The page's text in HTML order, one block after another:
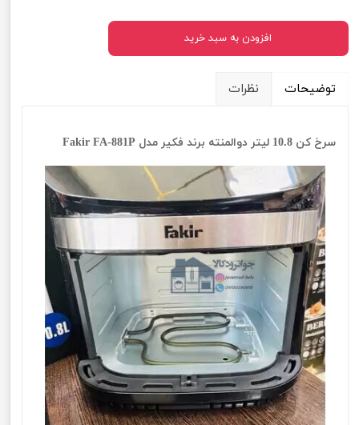
افزودن به سبد خرید
توضیحات نظرات
سرخ کن 10.8 لیتر دوالمنته برند فکیر مدل Fakir FA-881P